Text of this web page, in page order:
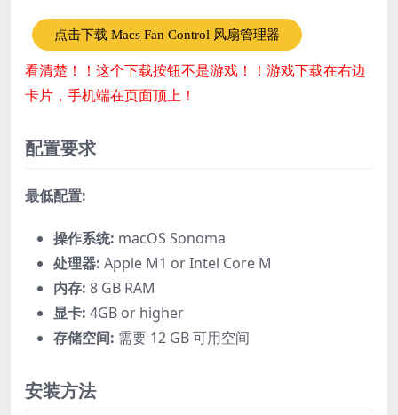
点击下载 Macs Fan Control 风扇管理器
看清楚！！这个下载按钮不是游戏！！游戏下载在右边
卡片，手机端在页面顶上！
配置要求
最低配置:
操作系统: macOS Sonoma
处理器: Apple M1 or Intel Core M
内存: 8 GB RAM
显卡: 4GB or higher
存储空间: 需要 12 GB 可用空间
安装方法